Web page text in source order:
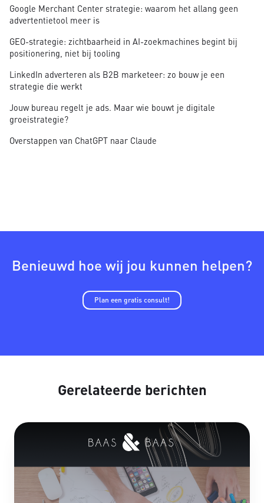
Google Merchant Center strategie: waarom het allang geen
advertentietool meer is
GEO-strategie: zichtbaarheid in AI-zoekmachines begint bij
positionering, niet bij tooling
LinkedIn adverteren als B2B marketeer: zo bouw je een
strategie die werkt
Jouw bureau regelt je ads. Maar wie bouwt je digitale
groeistrategie?
Overstappen van ChatGPT naar Claude
Benieuwd hoe wij jou kunnen helpen?
Plan een gratis consult!
Gerelateerde berichten